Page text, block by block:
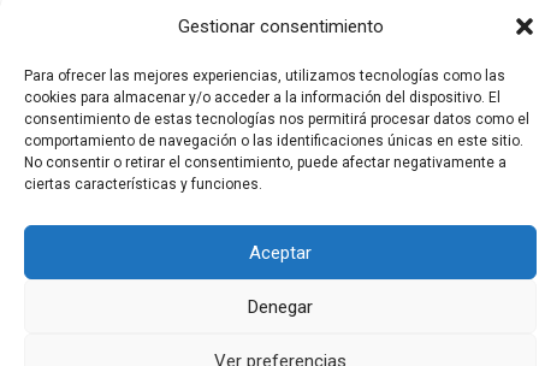
Gestionar consentimiento
Para ofrecer las mejores experiencias, utilizamos tecnologías como las
cookies para almacenar y/o acceder a la información del dispositivo. El
consentimiento de estas tecnologías nos permitirá procesar datos como el
comportamiento de navegación o las identificaciones únicas en este sitio.
No consentir o retirar el consentimiento, puede afectar negativamente a
ciertas características y funciones.
Aceptar
Denegar
Ver preferencias
Todos los derechos © 2026 El Funerario Digital | Funciona